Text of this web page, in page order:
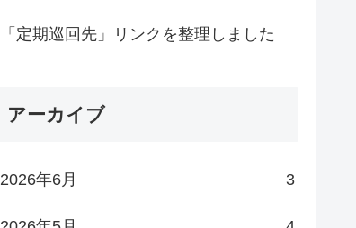
「定期巡回先」リンクを整理しました
アーカイブ
2026年6月 3